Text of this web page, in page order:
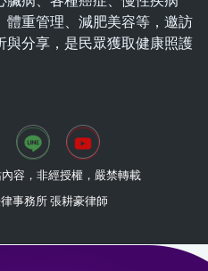
體重管理、減肥美容等，邀訪
與分享，是民眾獲取健康照護
容，非經授權，嚴禁轉載
事務所 張耕豪律師